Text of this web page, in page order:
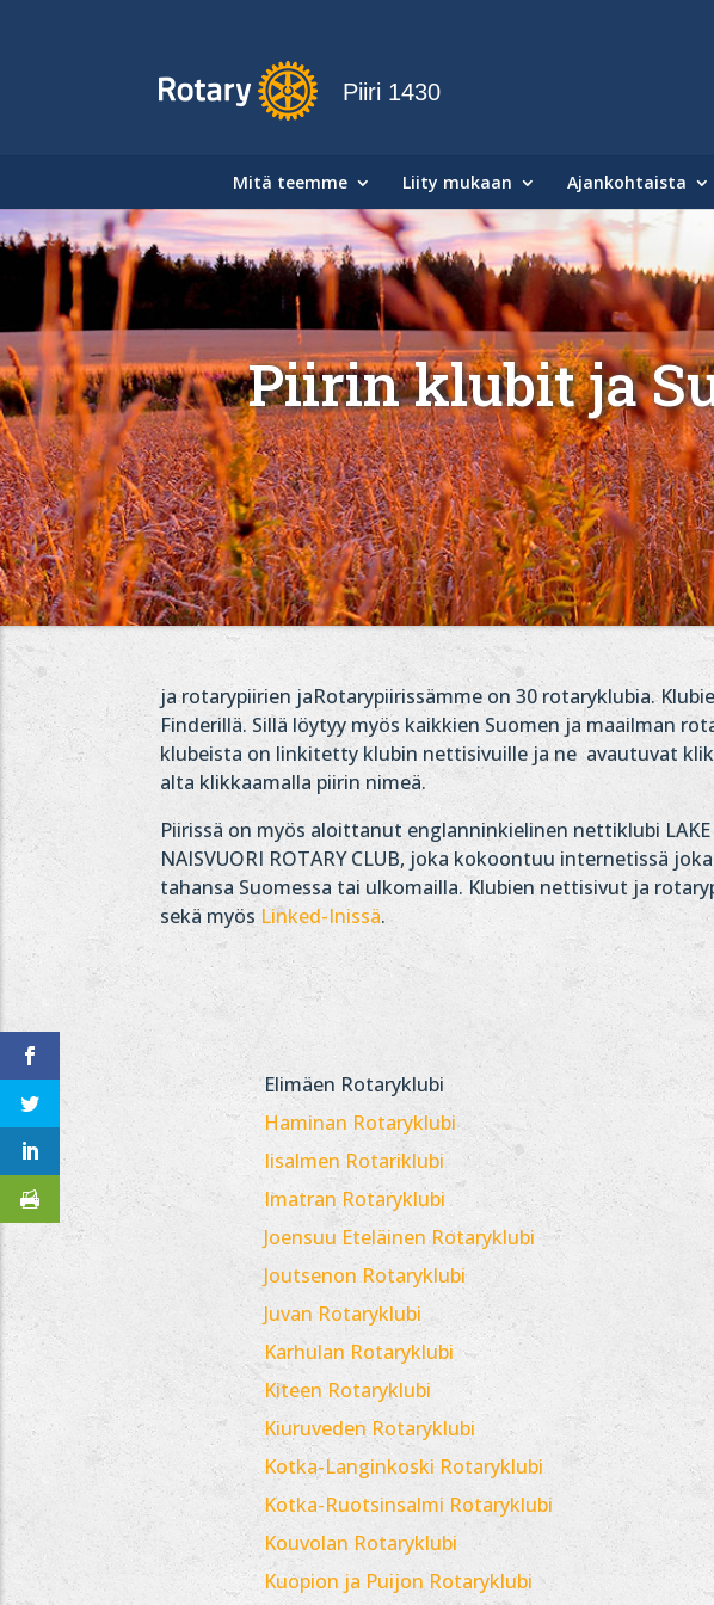
Piiri 1430
Mitä teemme Liity mukaan Ajankohtaista
Piirin klubit ja
ja rotarypiirien jaRotarypiirissämme on 30 rotaryklubia.
Finderillä. Sillä löytyy myös kaikkien Suomen ja maailman
klubeista on linkitetty klubin nettisivuille ja ne avautuvat
alta klikkaamalla piirin nimeä.
Piirissä on myös aloittanut englanninkielinen nettiklubi LAKE
NAISVUORI ROTARY CLUB, joka kokoontuu internetissä
tahansa Suomessa tai ulkomailla. Klubien nettisivut ja
sekä myös Linked-Inissä.
Elimäen Rotaryklubi
Haminan Rotaryklubi
Iisalmen Rotariklubi
Imatran Rotaryklubi
Joensuu Eteläinen Rotaryklubi
Joutsenon Rotaryklubi
Juvan Rotaryklubi
Karhulan Rotaryklubi
Kiteen Rotaryklubi
Kiuruveden Rotaryklubi
Kotka-Langinkoski Rotaryklubi
Kotka-Ruotsinsalmi Rotaryklubi
Kouvolan Rotaryklubi
Kuopion ja Puijon Rotaryklubi